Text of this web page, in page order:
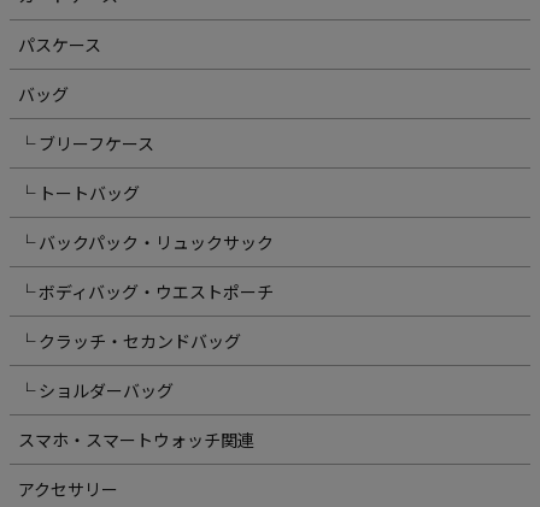
パスケース
バッグ
└ ブリーフケース
└ トートバッグ
└ バックパック・リュックサック
└ ボディバッグ・ウエストポーチ
└ クラッチ・セカンドバッグ
└ ショルダーバッグ
スマホ・スマートウォッチ関連
アクセサリー